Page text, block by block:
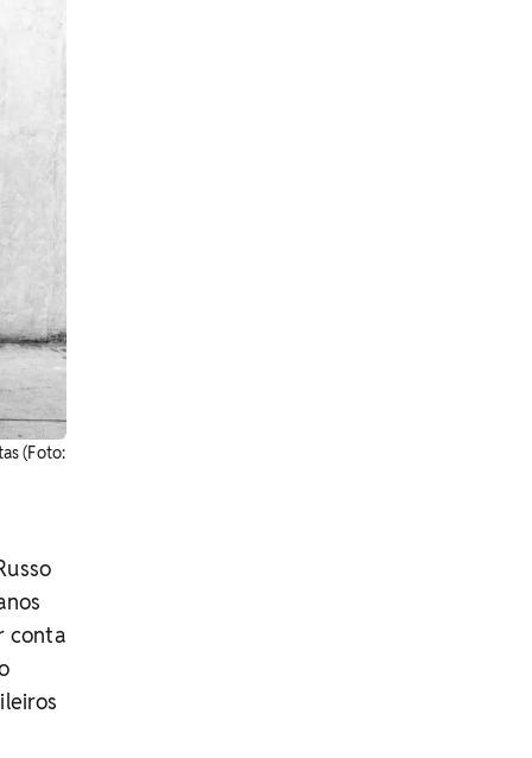
(Foto:
conta